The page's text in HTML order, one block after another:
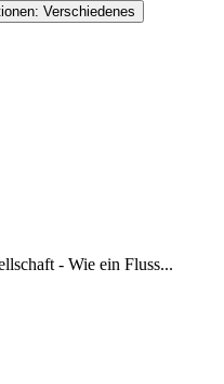
Verschiedenes
- Wie ein Fluss...